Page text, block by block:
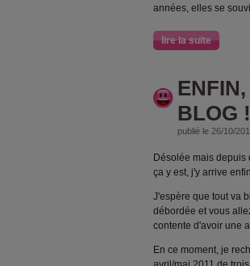
années, elles se
lire la suite
BLOG !
publié le 26/10/
Désolée mais depuis
ça y est, j'y arrive
J'espère que tout va
débordée et vous
contente d'avoir une
En ce moment, je